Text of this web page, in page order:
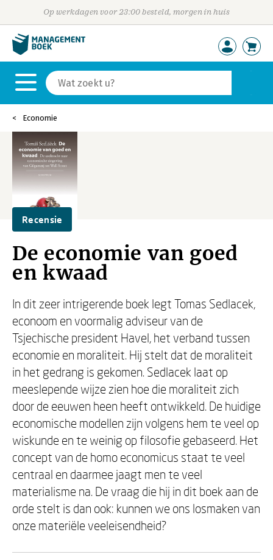
Op werkdagen voor 23:00 besteld, morgen in huis
Economie
Recensie
De economie van goed
en kwaad
In dit zeer intrigerende boek legt Tomas Sedlacek,
econoom en voormalig adviseur van de
Tsjechische president Havel, het verband tussen
economie en moraliteit. Hij stelt dat de moraliteit
in het gedrang is gekomen. Sedlacek laat op
meeslepende wijze zien hoe die moraliteit zich
door de eeuwen heen heeft ontwikkeld. De huidige
economische modellen zijn volgens hem te veel op
wiskunde en te weinig op filosofie gebaseerd. Het
concept van de homo economicus staat te veel
centraal en daarmee jaagt men te veel
materialisme na. De vraag die hij in dit boek aan de
orde stelt is dan ook: kunnen we ons losmaken van
onze materiële veeleisendheid?